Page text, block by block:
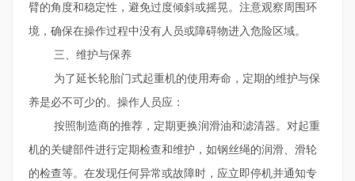
臂的角度和稳定性，避免过度倾斜或摇晃。注意观察周围环
境，确保在操作过程中没有人员或障碍物进入危险区域。
三、维护与保养
为了延长轮胎门式起重机的使用寿命，定期的维护与保
养是必不可少的。操作人员应：
按照制造商的推荐，定期更换润滑油和滤清器。对起重
机的关键部件进行定期检查和维护，如钢丝绳的润滑、滑轮
的检查等。在发现任何异常或故障时，应立即停机并通知专